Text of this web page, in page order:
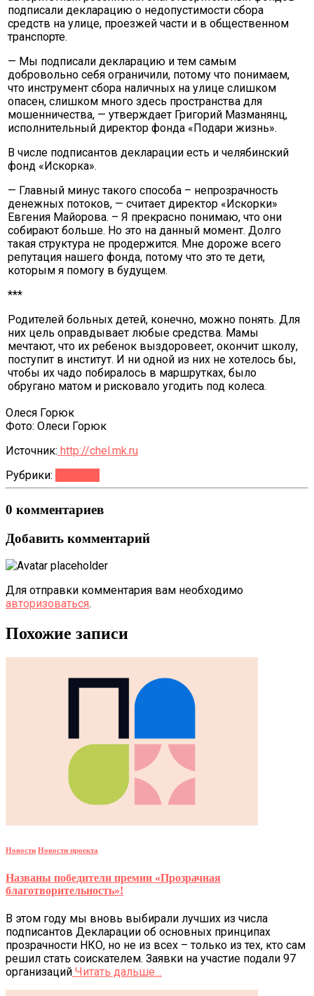
подписали декларацию о недопустимости сбора
средств на улице, проезжей части и в общественном
транспорте.
— Мы подписали декларацию и тем самым
добровольно себя ограничили, потому что понимаем,
что инструмент сбора наличных на улице слишком
опасен, слишком много здесь пространства для
мошенничества, — утверждает Григорий Мазманянц,
исполнительный директор фонда «Подари жизнь».
В числе подписантов декларации есть и челябинский
фонд «Искорка».
— Главный минус такого способа – непрозрачность
денежных потоков, — считает директор «Искорки»
Евгения Майорова. – Я прекрасно понимаю, что они
собирают больше. Но это на данный момент. Долго
такая структура не продержится. Мне дороже всего
репутация нашего фонда, потому что это те дети,
которым я помогу в будущем.
***
Родителей больных детей, конечно, можно понять. Для
них цель оправдывает любые средства. Мамы
мечтают, что их ребенок выздоровеет, окончит школу,
поступит в институт. И ни одной из них не хотелось бы,
чтобы их чадо побиралось в маршрутках, было
обругано матом и рисковало угодить под колеса.
Олеся Горюк
Фото: Олеси Горюк
Источник: http://chel.mk.ru
Рубрики:
0 комментариев
Добавить комментарий
Для отправки комментария вам необходимо
авторизоваться.
Похожие записи
Новости Новости проекта
Названы победители премии «Прозрачная
благотворительность»!
В этом году мы вновь выбирали лучших из числа
подписантов Декларации об основных принципах
прозрачности НКО, но не из всех – только из тех, кто сам
решил стать соискателем. Заявки на участие подали 97
организаций Читать дальше…